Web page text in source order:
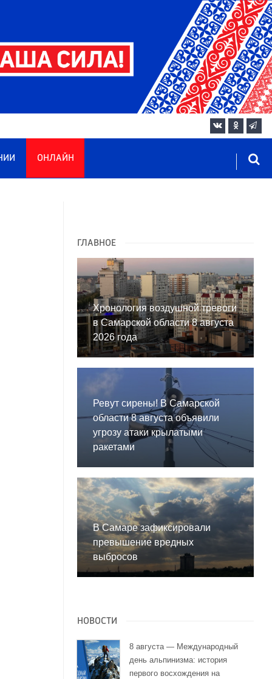
ОНЛАЙН
ГЛАВНОЕ
Хронология воздушной тревоги
в Самарской области 8 августа
2026 года
Ревут сирены! В Самарской
области 8 августа объявили
угрозу атаки крылатыми
ракетами
В Самаре зафиксировали
превышение вредных
выбросов
НОВОСТИ
8 августа — Международный
день альпинизма: история
первого восхождения на